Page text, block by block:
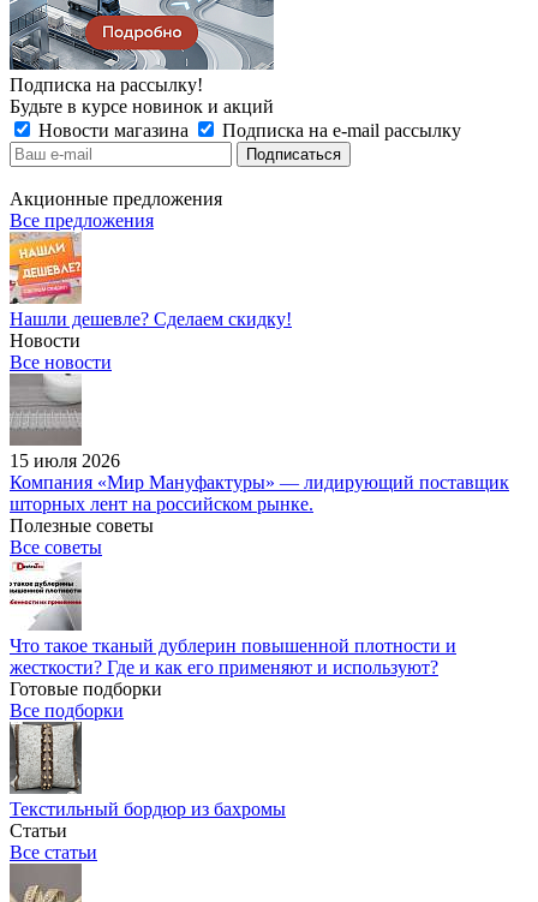
Подписка на рассылку!
Будьте в курсе новинок и акций
Новости магазина
Подписка на e-mail рассылку
Акционные предложения
Все предложения
Нашли дешевле? Сделаем скидку!
Новости
Все новости
15 июля 2026
Компания «Мир Мануфактуры» — лидирующий поставщик
шторных лент на российском рынке.
Полезные советы
Все советы
Что такое тканый дублерин повышенной плотности и
жесткости? Где и как его применяют и используют?
Готовые подборки
Все подборки
Текстильный бордюр из бахромы
Статьи
Все статьи